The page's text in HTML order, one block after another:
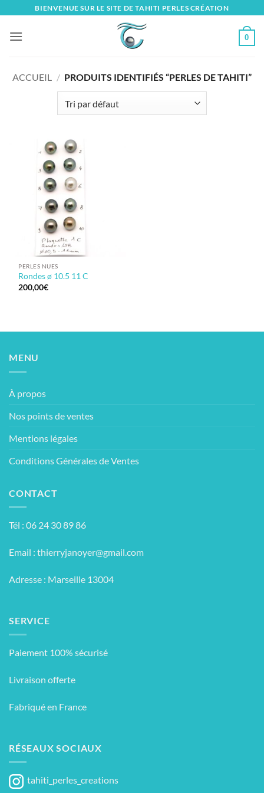
content
BIENVENUE SUR LE SITE DE TAHITI PERLES CRÉATION
0
ACCUEIL / PRODUITS IDENTIFIÉS “PERLES DE TAHITI”
PERLES NUES
Rondes ø 10.5 11 C
200,00€
MENU
À propos
Nos points de ventes
Mentions légales
Conditions Générales de Ventes
CONTACT
Tél : 06 24 30 89 86
Email : thierryjanoyer@gmail.com
Adresse : Marseille 13004
SERVICE
Paiement 100% sécurisé
Livraison offerte
Fabriqué en France
RÉSEAUX SOCIAUX
tahiti_perles_creations